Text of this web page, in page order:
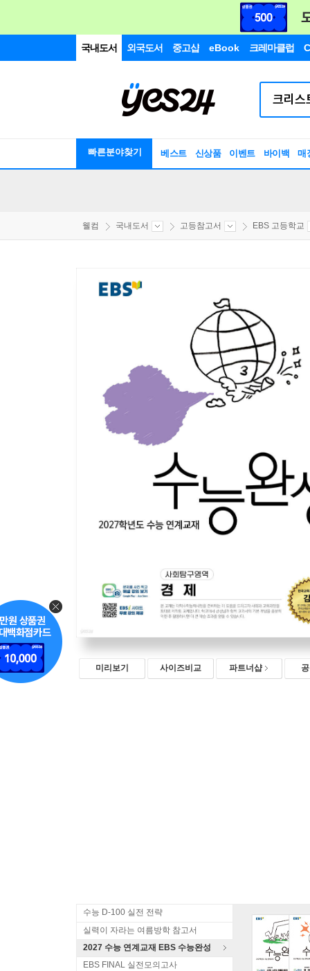
국내도서 외국도서 중고샵 eBook 크레마클럽
빠른분야찾기 베스트 신상품 이벤트 바이백 매
웰컴 국내도서 고등참고서 EBS 고등학교
미리보기 사이즈비교 파트너샵
수능 D-100 실전 전략
실력이 자라는 여름방학 참고서
2027 수능 연계교재 EBS 수능완성
EBS FINAL 실전모의고사